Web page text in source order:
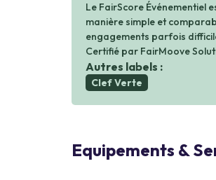
Le FairScore Événementiel
manière simple et
engagements parfois
Certifié par FairMoove
Autres labels :
Clef Verte
Equipements &